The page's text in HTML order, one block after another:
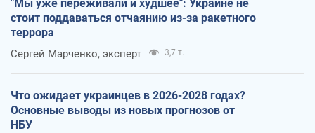
"Мы уже переживали и худшее": Украине не
стоит поддаваться отчаянию из-за ракетного
террора
Сергей Марченко, эксперт 3,7 т.
Что ожидает украинцев в 2026-2028 годах?
Основные выводы из новых прогнозов от
НБУ